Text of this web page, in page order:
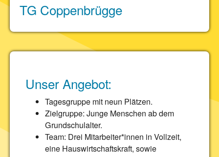
TG Coppenbrügge
Unser Angebot:
Tagesgruppe mit neun Plätzen.
Zielgruppe: Junge Menschen ab dem
Grundschulalter.
Team: Drei Mitarbeiter*innen in Vollzeit,
eine Hauswirtschaftskraft, sowie